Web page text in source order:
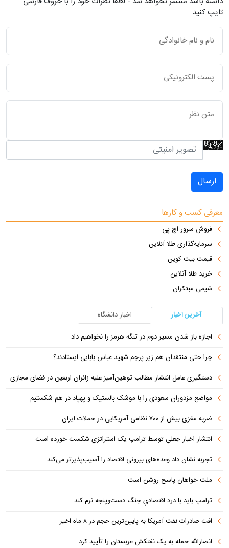
تایپ کنید
ارسال
معرفی کسب و کارها
فروش سرور اچ پی
سرمایه‌گذاری طلا آنلاین
قیمت بیت کوین
خرید طلا آنلاین
شیمی مبتکران
آخرین اخبار
اخبار دانشگاه
اجازه باز شدن مسیر دوم در تنگه هرمز را نخواهیم داد
چرا حتی منتقدان هم زیر پرچم شهید عباس بابایی ایستادند؟
دستگیری عامل انتشار مطالب توهین‌آمیز علیه زائران اربعین در فضای مجازی
مواضع مزدوران سعودی را با موشک بالستیک و پهپاد در هم شکستیم
ضربه مغزی بیش از ۷۰۰ نظامی آمریکایی در حملات ایران
انتشار اخبار جعلی توسط ترامپ یک استراتژی شکست خورده است
تجربه نشان داد وعده‌های بیرونی اقتصاد را آسیب‌پذیرتر می‌کند
ملت خواهان پاسخ روشن است
ترامپ باید با درد اقتصادیِ جنگ دست‌و‌پنجه نرم کند
افت صادرات نفت آمریکا به پایین‌ترین حجم در ۸ ماه اخیر
انصارالله حمله به یک نفتکش عربستان را تأیید کرد